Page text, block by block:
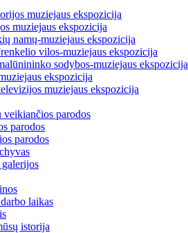
muziejaus ekspozicija
muziejaus ekspozicija
namų-muziejaus ekspozicija
vilos-muziejaus ekspozicija
sodybos-muziejaus ekspozicija
ekspozicija
muziejaus ekspozicija
veikiančios parodos
parodos
parodos
laikas
istorija